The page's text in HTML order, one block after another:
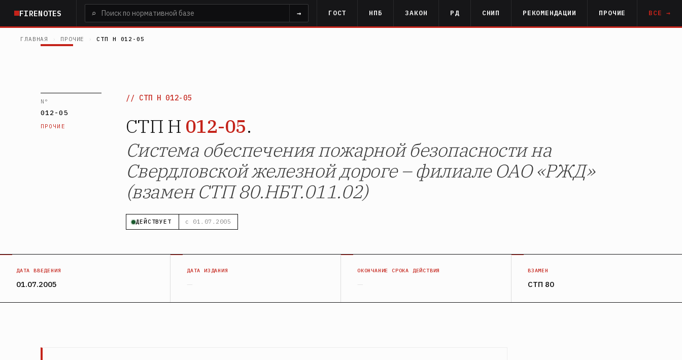
основному
содержанию
FIRENOTES ⌕ → ГОСТ НПБ ЗАКОН РД СНИП РЕКОМЕНДАЦИИ ПРОЧИЕ ВСЕ →
ГЛАВНАЯ ПРОЧИЕ СТП Н 012-05
N°
012-05
ПРОЧИЕ
СТП Н 012-05
СТП Н 012-05.
Система обеспечения пожарной безопасности на
Свердловской железной дороге – филиале ОАО «РЖД»
(взамен СТП 80.НБТ.011.02)
ДЕЙСТВУЕТ с 01.07.2005
ДАТА ВВЕДЕНИЯ
01.07.2005
ДАТА ИЗДАНИЯ
—
ОКОНЧАНИЕ СРОКА ДЕЙСТВИЯ
—
ВЗАМЕН
СТП 80